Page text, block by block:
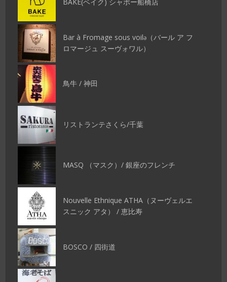
Bar à Fromage sous voilǝ（バール ア フ
ロマージュ スーヴォワル）
鳥牛 / 神田
リストランテさくら/千葉
MASQ （マスク）/ 銀座のフレンチ
Nouvelle Ethnique ATHA（ヌーヴェルエ
スニック アタ） / 恵比寿
BOSCO / 四街道